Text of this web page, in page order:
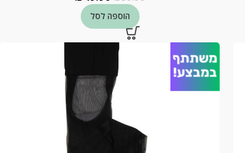
הוספה לסל